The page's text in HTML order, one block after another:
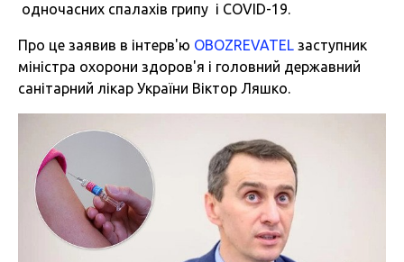
одночасних спалахів грипу і COVID-19.
Про це заявив в інтерв'ю OBOZREVATEL заступник
міністра охорони здоров'я і головний державний
санітарний лікар України Віктор Ляшко.